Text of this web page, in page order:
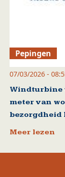
Pepingen
07/03/2026 -
Windturbine
meter van
bezorgdheid
Meer lezen